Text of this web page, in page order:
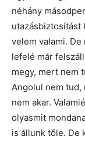
néhány
utazásbiztosítást
velem valami.
lefelé már
megy, mert nem
Angolul nem tud,
nem akar.
olyasmit
is állunk tőle. De